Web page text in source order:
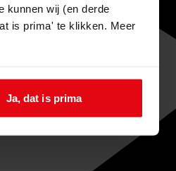
kunnen wij (en derde
is prima' te klikken. Meer
Ja, dat is prima